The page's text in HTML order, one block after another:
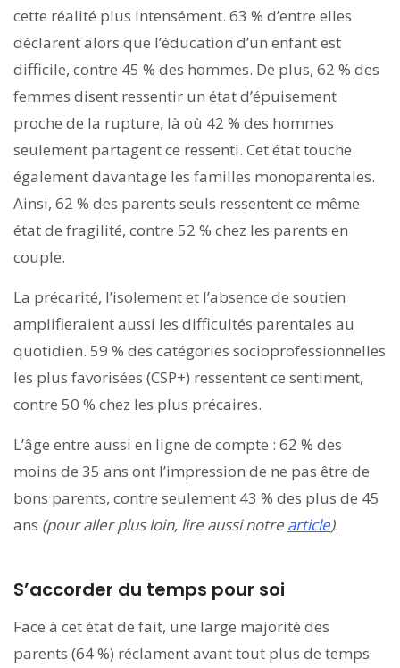
cette réalité plus intensément. 63 % d’entre elles
déclarent alors que l’éducation d’un enfant est
difficile, contre 45 % des hommes. De plus, 62 % des
femmes disent ressentir un état d’épuisement
proche de la rupture, là où 42 % des hommes
seulement partagent ce ressenti. Cet état touche
également davantage les familles monoparentales.
Ainsi, 62 % des parents seuls ressentent ce même
état de fragilité, contre 52 % chez les parents en
couple.
La précarité, l’isolement et l’absence de soutien
amplifieraient aussi les difficultés parentales au
quotidien. 59 % des catégories socioprofessionnelles
les plus favorisées (CSP+) ressentent ce sentiment,
contre 50 % chez les plus précaires.
L’âge entre aussi en ligne de compte : 62 % des
moins de 35 ans ont l’impression de ne pas être de
bons parents, contre seulement 43 % des plus de 45
ans (pour aller plus loin, lire aussi notre article).
S’accorder du temps pour soi
Face à cet état de fait, une large majorité des
parents (64 %) réclament avant tout plus de temps